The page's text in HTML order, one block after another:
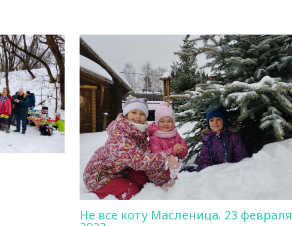
Не все коту Масленица. 23 февраля